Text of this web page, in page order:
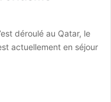
déroulé au Qatar, le
actuellement en séjour